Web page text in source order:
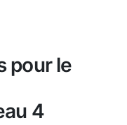
pour le
4